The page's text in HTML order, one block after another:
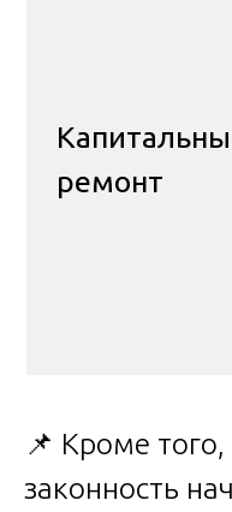
ремонт
📌 Кроме
законность